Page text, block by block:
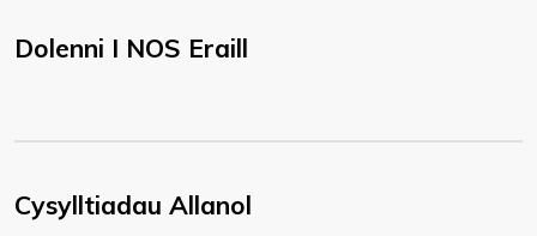
Dolenni I NOS Eraill
Cysylltiadau Allanol